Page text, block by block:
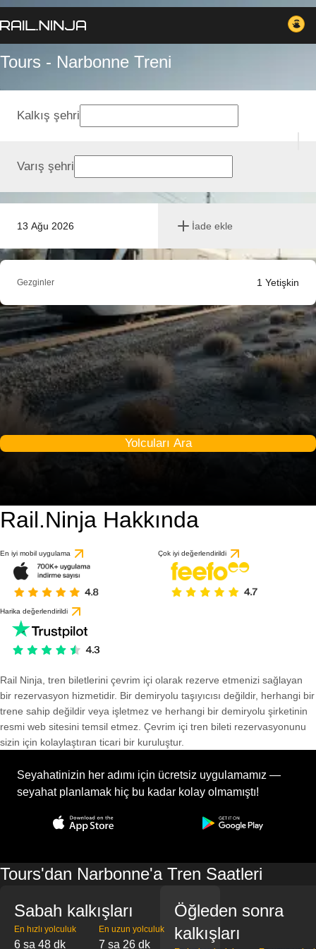
Tours - Narbonne Treni
13 Ağu 2026 İade ekle
Kalkış şehri
Varış şehri
Gezginler 1 Yetişkin
Yolcuları Ara
Rail.Ninja Hakkında
En iyi mobil uygulama Çok iyi değerlendirildi
Harika değerlendirildi
Rail Ninja, tren biletlerini çevrim içi olarak rezerve etmenizi sağlayan
bir rezervasyon hizmetidir. Bir demiryolu taşıyıcısı değildir, herhangi bir
trene sahip değildir veya işletmez ve herhangi bir demiryolu şirketinin
resmi web sitesini temsil etmez. Çevrim içi tren bileti rezervasyonunu
sizin için kolaylaştıran ticari bir kuruluştur.
Seyahatinizin her adımı için ücretsiz uygulamamız —
seyahat planlamak hiç bu kadar kolay olmamıştı!
Tours'dan Narbonne'a Tren Saatleri
Sabah kalkışları
En hızlı yolculuk
6 sa 48 dk
En uzun yolculuk
7 sa 26 dk
Öğleden sonra
kalkışları